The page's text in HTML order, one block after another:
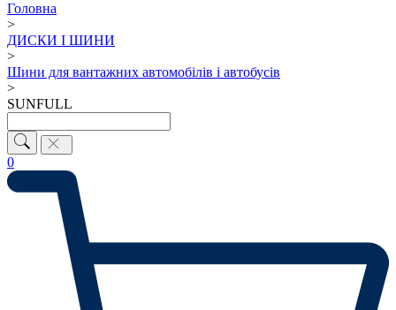
Головна
>
ДИСКИ І ШИНИ
>
Шини для вантажних автомобілів і автобусів
>
SUNFULL
0